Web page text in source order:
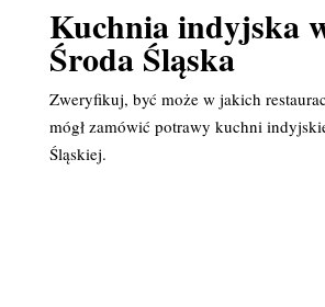
Kuchnia indyjska
Środa Śląska
Zweryfikuj, być może w jakich
mógł zamówić potrawy kuchni
Śląskiej.